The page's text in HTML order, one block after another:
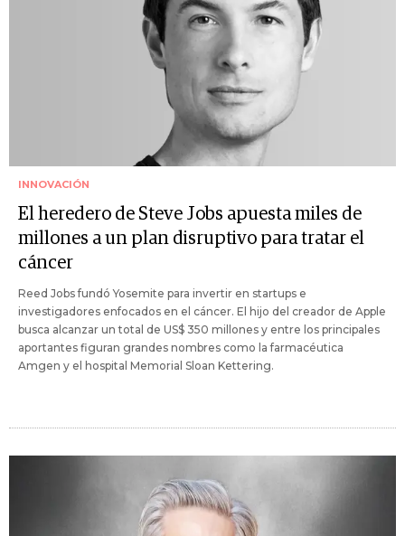
INNOVACIÓN
El heredero de Steve Jobs apuesta miles de
millones a un plan disruptivo para tratar el
cáncer
Reed Jobs fundó Yosemite para invertir en startups e
investigadores enfocados en el cáncer. El hijo del creador de Apple
busca alcanzar un total de US$ 350 millones y entre los principales
aportantes figuran grandes nombres como la farmacéutica
Amgen y el hospital Memorial Sloan Kettering.